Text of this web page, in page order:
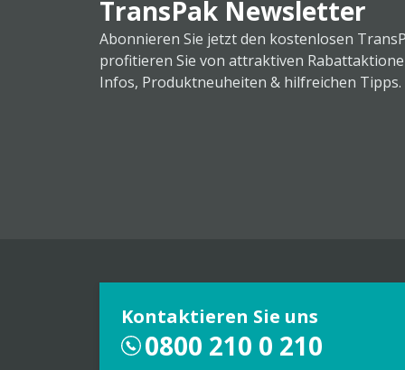
TransPak Newsletter
Abonnieren Sie jetzt den kostenlosen
profitieren Sie von attraktiven
Infos, Produktneuheiten & hilfreichen Tipps.
Kontaktieren Sie uns
0800 210 0 210